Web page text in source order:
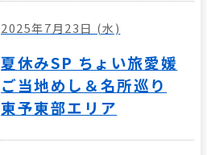
2025年7月23日 (水)
夏休みSP ちょい旅愛媛
ご当地めし＆名所巡り
東予東部エリア